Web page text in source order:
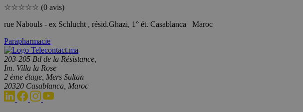
☆☆☆☆☆ (0 avis)
rue Nabouls - ex Schlucht , résid.Ghazi, 1° ét. Casablanca Maroc
Parapharmacie
203-205 Bd de la Résistance,
Im. Villa la Rose
2 ème étage, Mers Sultan
20320 Casablanca, Maroc